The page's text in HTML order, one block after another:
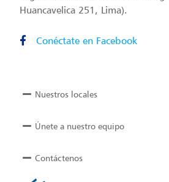
Huancavelica 251, Lima).
Conéctate en Facebook
Nuestros locales
Únete a nuestro equipo
Contáctenos